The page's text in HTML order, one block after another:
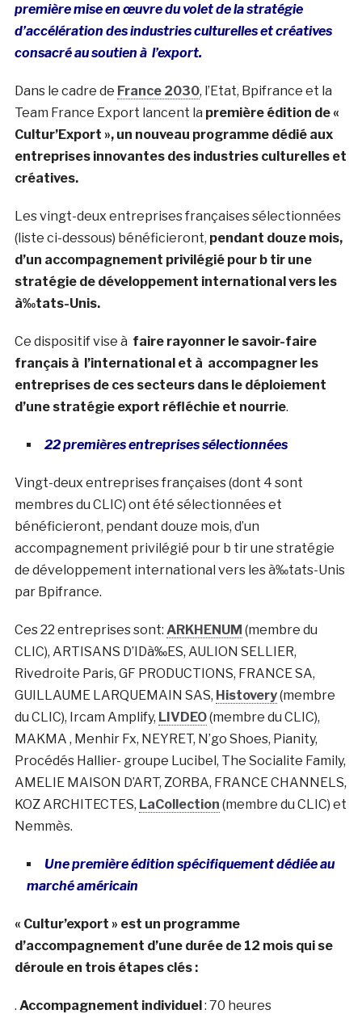
première mise en œuvre du volet de la stratégie
d’accélération des industries culturelles et créatives
consacré au soutien à l’export.
Dans le cadre de France 2030, l’Etat, Bpifrance et la
Team France Export lancent la première édition de «
Cultur’Export », un nouveau programme dédié aux
entreprises innovantes des industries culturelles et
créatives.
Les vingt-deux entreprises françaises sélectionnées
(liste ci-dessous) bénéficieront, pendant douze mois,
d’un accompagnement privilégié pour b tir une
stratégie de développement international vers les
à‰tats-Unis.
Ce dispositif vise à faire rayonner le savoir-faire
français à l’international et à accompagner les
entreprises de ces secteurs dans le déploiement
d’une stratégie export réfléchie et nourrie.
22 premières entreprises sélectionnées
Vingt-deux entreprises françaises (dont 4 sont
membres du CLIC) ont été sélectionnées et
bénéficieront, pendant douze mois, d’un
accompagnement privilégié pour b tir une stratégie
de développement international vers les à‰tats-Unis
par Bpifrance.
Ces 22 entreprises sont: ARKHENUM (membre du
CLIC), ARTISANS D’IDà‰ES, AULION SELLIER,
Rivedroite Paris, GF PRODUCTIONS, FRANCE SA,
GUILLAUME LARQUEMAIN SAS, Histovery(membre
du CLIC), Ircam Amplify, LIVDEO(membre du CLIC),
MAKMA , Menhir Fx, NEYRET, N’go Shoes, Pianity,
Procédés Hallier- groupe Lucibel, The Socialite Family,
AMELIE MAISON D’ART, ZORBA, FRANCE CHANNELS,
KOZ ARCHITECTES, LaCollection (membre du CLIC) et
Nemmès.
Une première édition spécifiquement dédiée au
marché américain
« Cultur’export » est un programme
d’accompagnement d’une durée de 12 mois qui se
déroule en trois étapes clés :
. Accompagnement individuel: 70 heures